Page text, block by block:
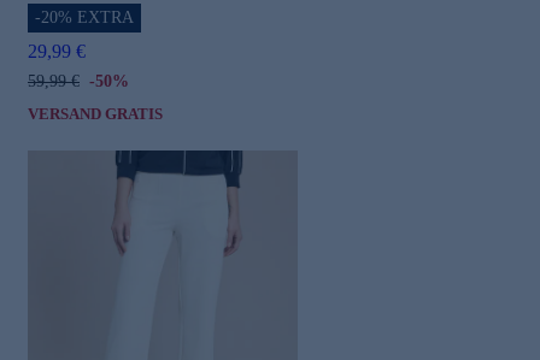
-20% EXTRA
29,99 €
59,99 € -50%
VERSAND GRATIS